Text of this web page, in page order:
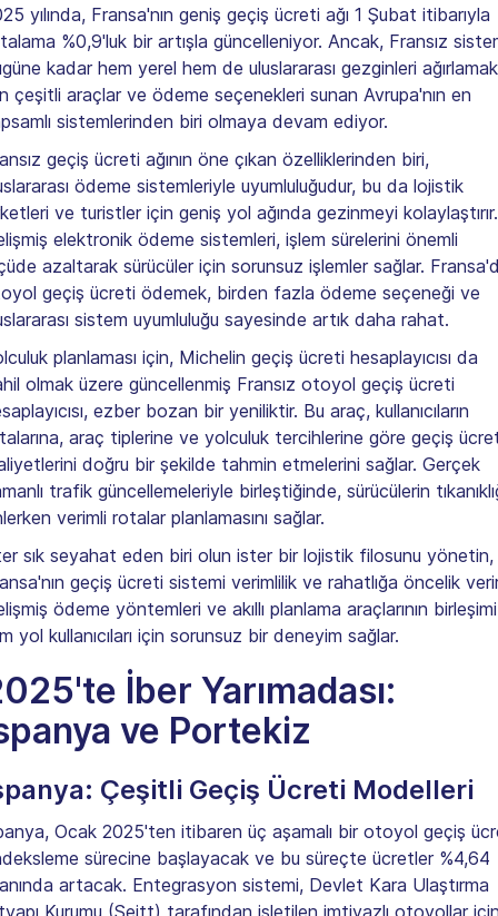
yılında, Fransa'nın geniş geçiş ücreti ağı 1 Şubat itibarıyla
%0,9'luk bir artışla güncelleniyor. Ancak, Fransız
kadar hem yerel hem de uluslararası gezginleri ağırlamak
çeşitli araçlar ve ödeme seçenekleri sunan Avrupa'nın en
sistemlerinden biri olmaya devam ediyor.
geçiş ücreti ağının öne çıkan özelliklerinden biri,
ödeme sistemleriyle uyumluluğudur, bu da lojistik
ve turistler için geniş yol ağında gezinmeyi kolaylaştırır.
elektronik ödeme sistemleri, işlem sürelerini önemli
azaltarak sürücüler için sorunsuz işlemler sağlar.
geçiş ücreti ödemek, birden fazla ödeme seçeneği ve
sistem uyumluluğu sayesinde artık daha rahat.
planlaması için, Michelin geçiş ücreti hesaplayıcısı da
olmak üzere güncellenmiş Fransız otoyol geçiş ücreti
ezber bozan bir yeniliktir. Bu araç, kullanıcıların
araç tiplerine ve yolculuk tercihlerine göre geçiş
doğru bir şekilde tahmin etmelerini sağlar. Gerçek
trafik güncellemeleriyle birleştiğinde, sürücülerin
verimli rotalar planlamasını sağlar.
sık seyahat eden biri olun ister bir lojistik filosunu yönetin,
geçiş ücreti sistemi verimlilik ve rahatlığa öncelik
ödeme yöntemleri ve akıllı planlama araçlarının
yol kullanıcıları için sorunsuz bir deneyim sağlar.
İber Yarımadası:
ve Portekiz
Çeşitli Geçiş Ücreti Modelleri
Ocak 2025'ten itibaren üç aşamalı bir otoyol geçiş
sürecine başlayacak ve bu süreçte ücretler %4,64
artacak. Entegrasyon sistemi, Devlet Kara Ulaştırma
Kurumu (Seitt) tarafından işletilen imtiyazlı otoyollar